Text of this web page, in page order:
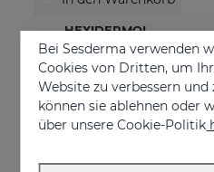
HEXIDERMOL
Reinigungsschaum
19.95 €
Bei Sesderma verwenden
Cookies von Dritten, um
Website zu verbessern und
können sie ablehnen oder
über unsere Cookie-Politik